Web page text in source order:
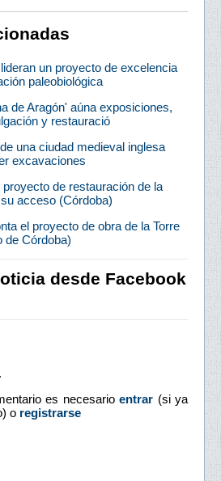
un proyecto de excelencia
paleobiológica
de Aragón' aúna exposiciones,
y restauració
una ciudad medieval inglesa
excavaciones
de restauración de la
acceso (Córdoba)
el proyecto de obra de la Torre
de Córdoba)
desde Facebook
es necesario entrar (si ya
o registrarse